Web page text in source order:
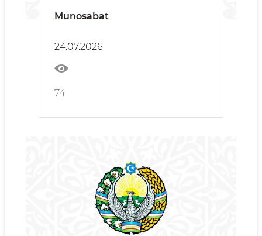
Munosabat
24.07.2026
74